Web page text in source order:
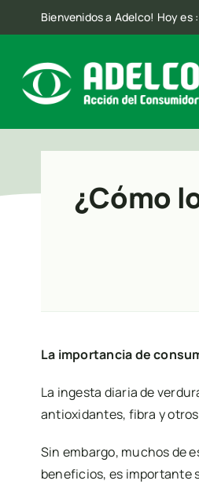
to
Bienvenidos a Adelco! Hoy es
¿Cómo
La importancia de
La ingesta diaria de
antioxidantes, fibra y
Sin embargo, muchos de
beneficios, es importante